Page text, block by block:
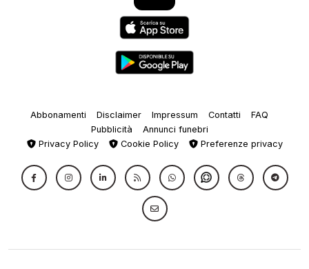
Abbonamenti Disclaimer Impressum Contatti
FAQ
Pubblicità
Annunci funebri
Privacy Policy
Cookie Policy Preferenze privacy